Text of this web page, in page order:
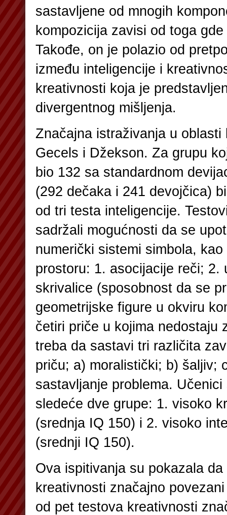
sastavljene od mnogih
kompozicija zavisi od toga
Takođe, on je polazio od
između inteligencije i
kreativnosti koja je
divergentnog mišljenja.
Značajna istraživanja u
Gecels i Džekson. Za grupu
bio 132 sa standardnom
(292 dečaka i 241 devojčica)
od tri testa inteligencije.
sadržali mogućnosti da se
numerički sistemi simbola,
prostoru: 1. asocijacije reči; 2.
skrivalice (sposobnost da se
geometrijske figure u okviru
četiri priče u kojima nedostaju
treba da sastavi tri različita
priču; a) moralistički; b) šaljiv;
sastavljanje problema.
sledeće dve grupe: 1. visoko
(srednja IQ 150) i 2. visoko
(srednji IQ 150).
Ova ispitivanja su pokazala
kreativnosti značajno
od pet testova kreativnosti